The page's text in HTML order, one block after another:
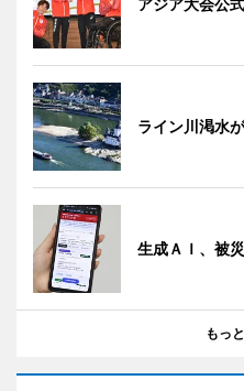
ライン川渇水
生成ＡＩ、被
もっ